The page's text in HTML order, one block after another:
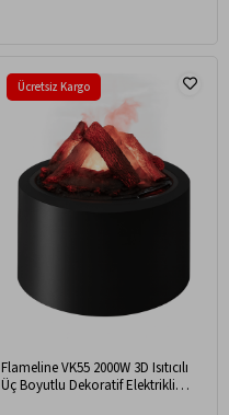
Flameline VK55 2000W 3D Isıtıcılı
Üç Boyutlu Dekoratif Elektrikli
Ücretsiz Kargo